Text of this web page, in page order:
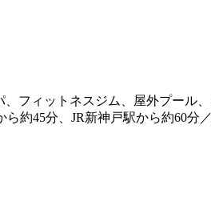
フィットネスジム、屋外プール
約45分、JR新神戸駅から約60